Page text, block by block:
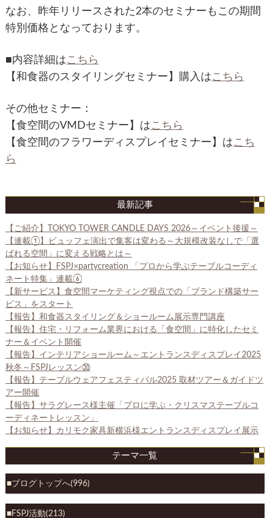
なお、昨年リリースされた2本のセミナーもこの期間
特別価格となっております。
■内容詳細はこちら
【和食器のスタイリングセミナー】購入はこちら
その他セミナー：
【食空間のVMDセミナー】はこちら
【食空間のフラワーディスプレイセミナー】はこち
ら
最新記事
【ご紹介】TOKYO TOWER CANDLE DAYS 2026～イベント後援～
【連載①】ビュッフェ演出で集客は変わる～大規模改装なしで「選
ばれる空間」に変える戦略とは～
【お知らせ】FSPJ×partycreation 「プロから学ぶテーブルコーディ
ネート特集」連載⑥
【新サービス】食空間マーケティング視点での「ブランド構築サー
ビス」をスタート
【報告】和食器スタイリング＆ショールーム展示専門講座
【報告】住宅・リフォーム業界における「食空間」に特化したセミ
ナー＆イベント開催
【報告】インテリアショールーム～エントランスディスプレイ2025
秋冬～FSPJレッスン㉚
【報告】テーブルウェアフェスティバル2025 取材ツアー＆ガイドツ
アー開催
【報告】サラグレース様主催「プロに学ぶ・クリスマステーブルコ
ーディネートレッスン」
【お知らせ】カリモク家具新横浜様エントランスディスプレイ展示
テーマ一覧
ブログトップへ(996)
FSPJ活動(213)